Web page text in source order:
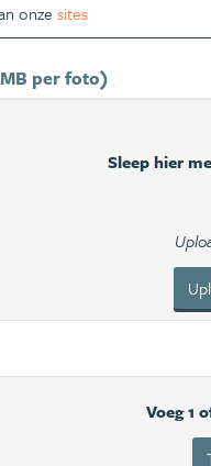
onzesites
per foto)
Sleep hier
Voeg 1